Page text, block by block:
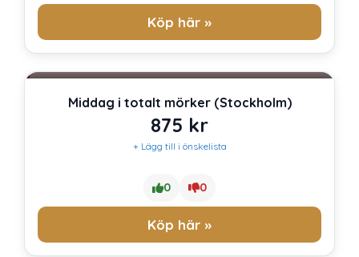
Köp här »
Middag i totalt mörker (Stockholm)
875 kr
+ Lägg till i önskelista
0 0
Köp här »